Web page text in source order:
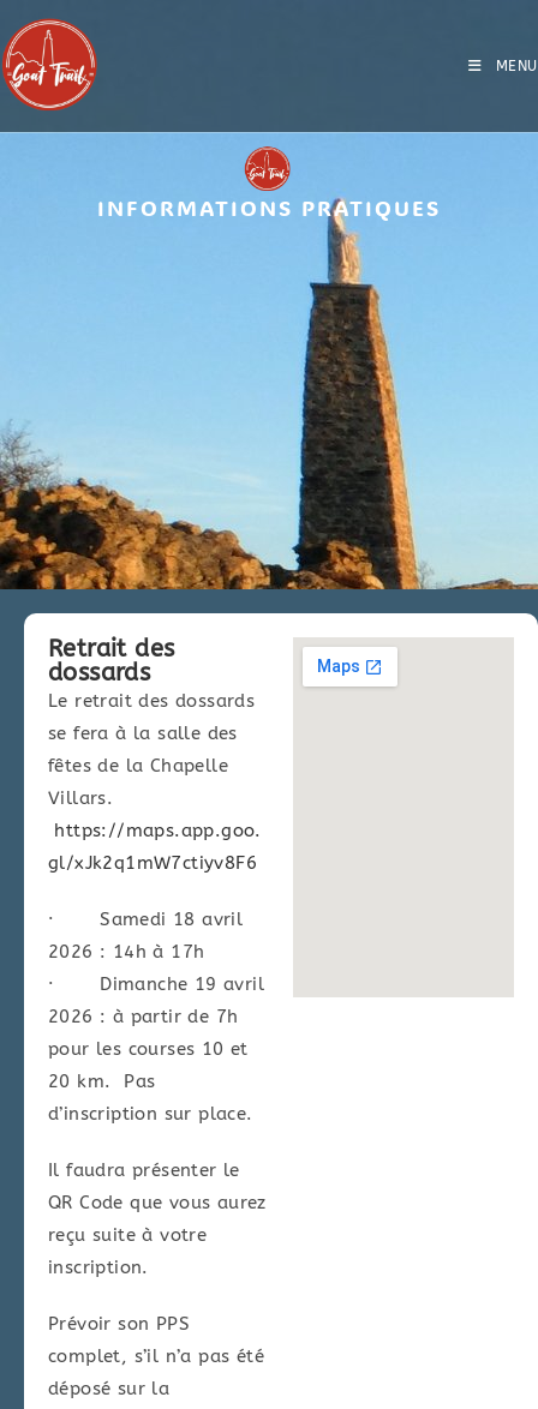
MENU
INFORMATIONS PRATIQUES
Retrait des
dossards
Le retrait des dossards
se fera à la salle des
fêtes de la Chapelle
Villars.
https://maps.app.goo.
gl/xJk2q1mW7ctiyv8F6
· Samedi 18 avril
2026 : 14h à 17h
· Dimanche 19 avril
2026 : à partir de 7h
pour les courses 10 et
20 km. Pas
d’inscription sur place.
Il faudra présenter le
QR Code que vous aurez
reçu suite à votre
inscription.
Prévoir son PPS
complet, s’il n’a pas été
déposé sur la